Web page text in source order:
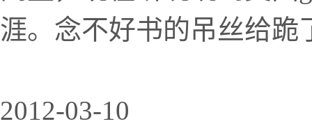
涯。念不好书的吊丝给
2012-03-10